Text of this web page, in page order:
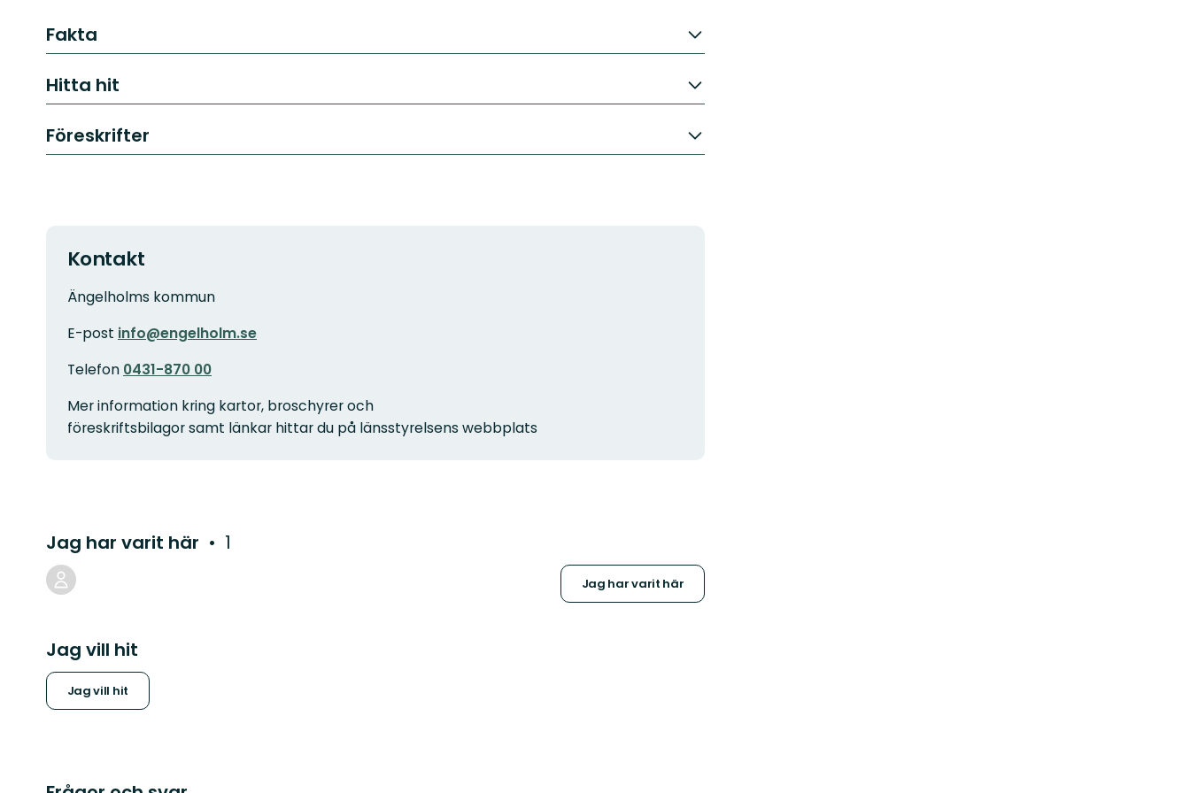
Fakta
Hitta hit
Föreskrifter
Kontakt
Ängelholms kommun
E-post info@engelholm.se
Telefon 0431-870 00
Mer information kring kartor, broschyrer och
föreskriftsbilagor samt länkar hittar du på länsstyrelsens webbplats
Jag har varit här 1
Jag har varit här
Jag vill hit
Jag vill hit